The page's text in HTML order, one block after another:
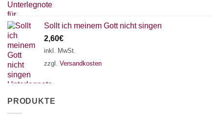
Sollt ich meinem Gott nicht singen
2,60€
inkl. MwSt.
zzgl. Versandkosten
PRODUKTE